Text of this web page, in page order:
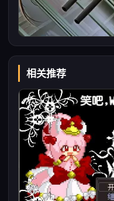
相关推荐